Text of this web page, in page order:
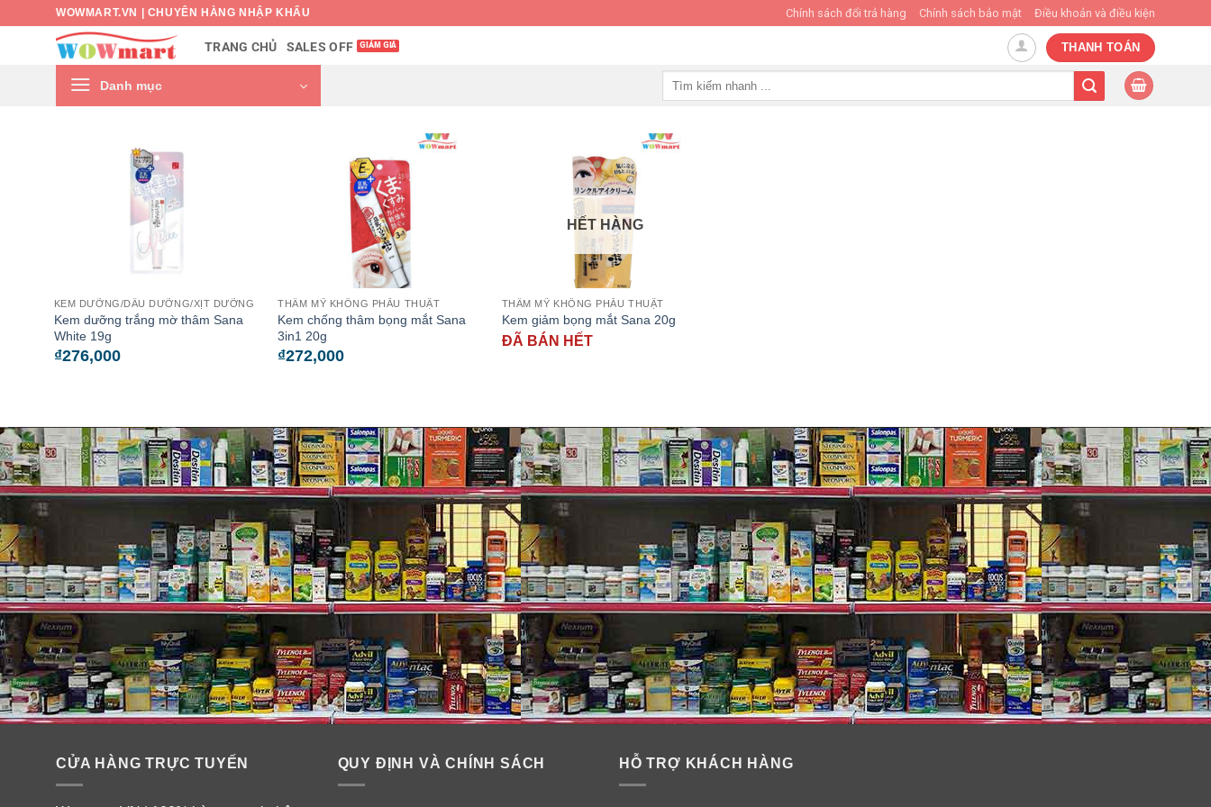
WOWMART.VN | CHUYÊN HÀNG NHẬP KHẨU Chính sách đổi trả hàng Chính sách bảo mật Điều khoản và điều kiện
TRANG CHỦ SALES OFF THANH TOÁN
Danh mục
KEM DƯỠNG/DẦU DƯỠNG/XỊT DƯỠNG
Kem dưỡng trắng mờ thâm Sana
White 19g
₫276,000
THẨM MỸ KHÔNG PHẪU THUẬT
Kem chống thâm bọng mắt Sana
3in1 20g
₫272,000
HẾT HÀNG
THẨM MỸ KHÔNG PHẪU THUẬT
Kem giảm bọng mắt Sana 20g
ĐÃ BÁN HẾT
CỬA HÀNG TRỰC TUYẾN QUY ĐỊNH VÀ CHÍNH SÁCH HỖ TRỢ KHÁCH HÀNG